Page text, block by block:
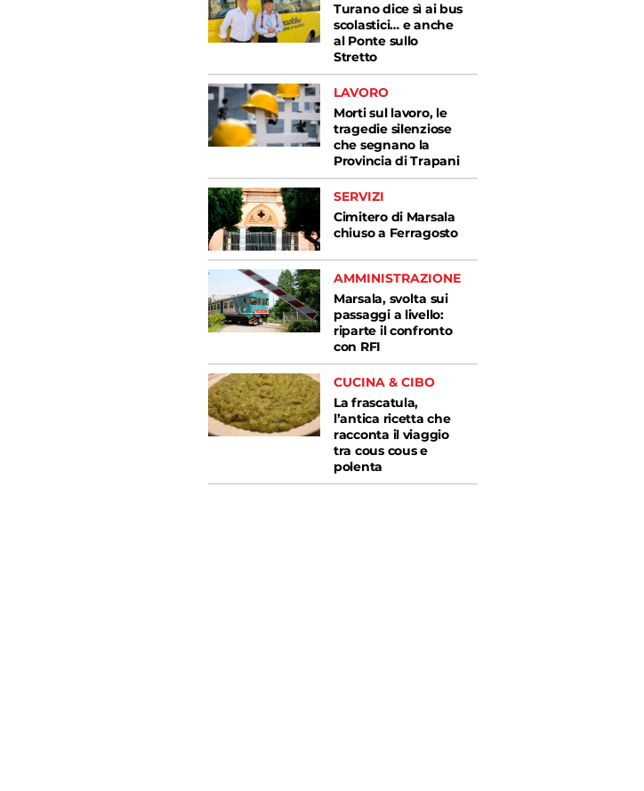
Turano dice sì ai bus
scolastici… e anche
al Ponte sullo
Stretto
LAVORO
Morti sul lavoro, le
tragedie silenziose
che segnano la
Provincia di Trapani
SERVIZI
Cimitero di Marsala
chiuso a Ferragosto
AMMINISTRAZIONE
Marsala, svolta sui
passaggi a livello:
riparte il confronto
con RFI
CUCINA & CIBO
La frascatula,
l’antica ricetta che
racconta il viaggio
tra cous cous e
polenta